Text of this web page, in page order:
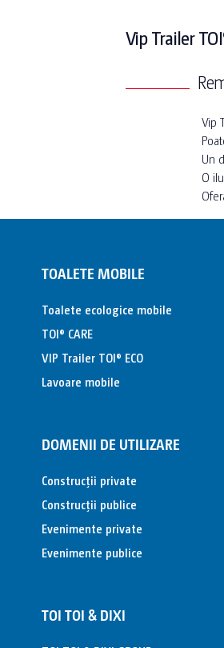
Vip Trailer
Vip
Un
O
TOALETE MOBILE
Toalete ecologice mobile
TOI® CARE
VIP Trailer TOI® ECO
Lavoare mobile
DOMENII DE UTILIZARE
Construcții private
Construcții publice
Evenimente private
Evenimente publice
TOI TOI & DIXI